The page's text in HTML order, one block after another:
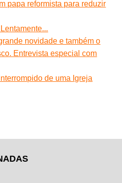
papa reformista para reduzir
novidade e também o
Entrevista especial com
de uma Igreja